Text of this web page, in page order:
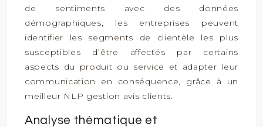
de sentiments avec des données
démographiques, les entreprises peuvent
identifier les segments de clientèle les plus
susceptibles d’être affectés par certains
aspects du produit ou service et adapter leur
communication en conséquence, grâce à un
meilleur NLP gestion avis clients.
Analyse thématique et